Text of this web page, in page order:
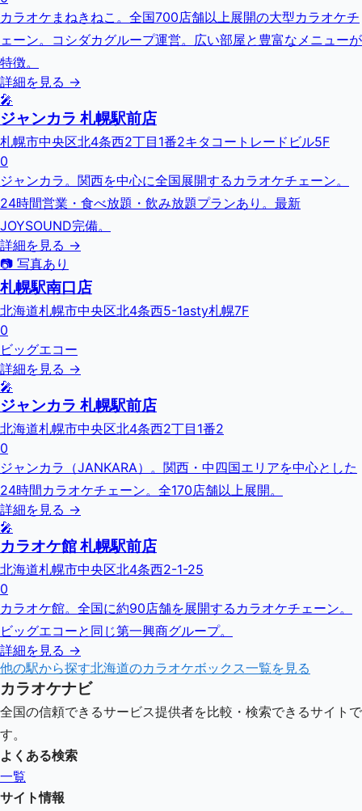
カラオケまねきねこ。全国700店舗以上展開の大型カラオケチ
ェーン。コシダカグループ運営。広い部屋と豊富なメニューが
特徴。
詳細を見る →
🎤
ジャンカラ 札幌駅前店
札幌市中央区北4条西2丁目1番2キタコートレードビル5F
0
ジャンカラ。関西を中心に全国展開するカラオケチェーン。
24時間営業・食べ放題・飲み放題プランあり。最新
JOYSOUND完備。
詳細を見る →
📷 写真あり
札幌駅南口店
北海道札幌市中央区北4条西5-1asty札幌7F
0
ビッグエコー
詳細を見る →
🎤
ジャンカラ 札幌駅前店
北海道札幌市中央区北4条西2丁目1番2
0
ジャンカラ（JANKARA）。関西・中四国エリアを中心とした
24時間カラオケチェーン。全170店舗以上展開。
詳細を見る →
🎤
カラオケ館 札幌駅前店
北海道札幌市中央区北4条西2-1-25
0
カラオケ館。全国に約90店舗を展開するカラオケチェーン。
ビッグエコーと同じ第一興商グループ。
詳細を見る →
他の駅から探す北海道のカラオケボックス一覧を見る
カラオケナビ
全国の信頼できるサービス提供者を比較・検索できるサイトで
す。
よくある検索
一覧
サイト情報